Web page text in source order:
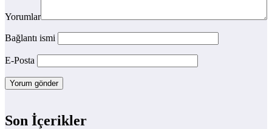
Yorumlar
Bağlantı ismi
E-Posta
Son İçerikler